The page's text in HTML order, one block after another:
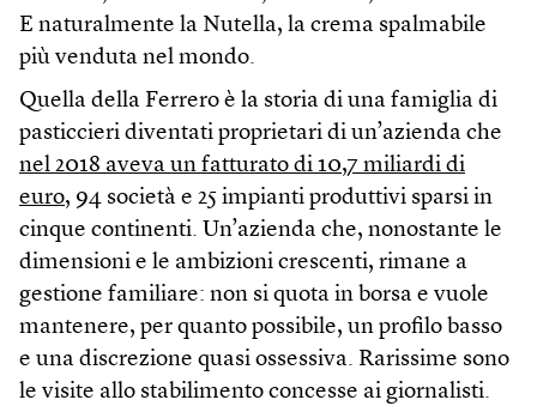
E naturalmente la Nutella, la crema spalmabile
più venduta nel mondo.
Quella della Ferrero è la storia di una famiglia di
pasticcieri diventati proprietari di un’azienda che
nel 2018 aveva un fatturato di 10,7 miliardi di
euro, 94 società e 25 impianti produttivi sparsi in
cinque continenti. Un’azienda che, nonostante le
dimensioni e le ambizioni crescenti, rimane a
gestione familiare: non si quota in borsa e vuole
mantenere, per quanto possibile, un profilo basso
e una discrezione quasi ossessiva. Rarissime sono
le visite allo stabilimento concesse ai giornalisti.